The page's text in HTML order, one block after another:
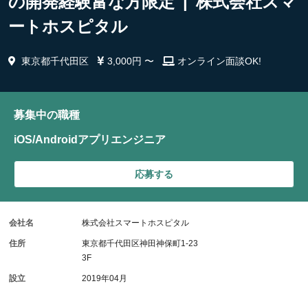
ートホスピタル
東京都千代田区 3,000円 〜 オンライン面談OK!
募集中の職種
iOS/Androidアプリエンジニア
応募する
会社名 株式会社スマートホスピタル
住所
東京都千代田区神田神保町1-23
3F
設立 2019年04月